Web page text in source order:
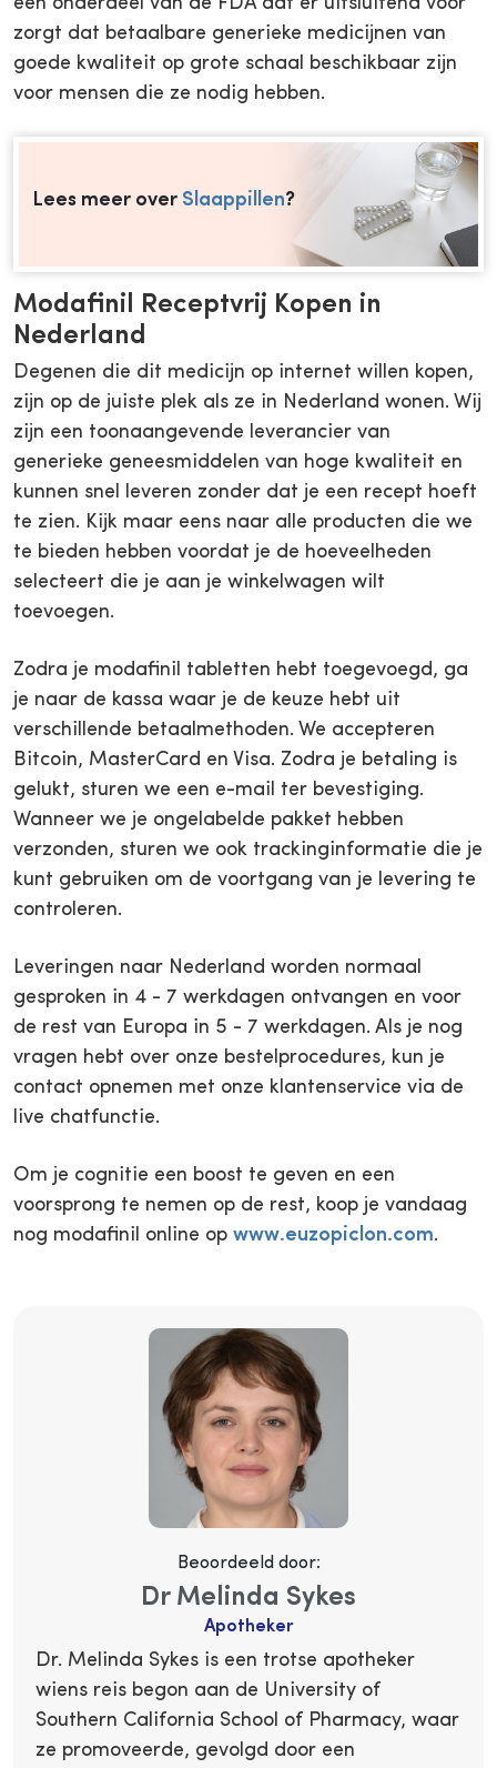
een onderdeel van de FDA dat er uitsluitend voor
zorgt dat betaalbare generieke medicijnen van
goede kwaliteit op grote schaal beschikbaar zijn
voor mensen die ze nodig hebben.
Lees meer over Slaappillen?
Modafinil Receptvrij Kopen in
Nederland
Degenen die dit medicijn op internet willen kopen,
zijn op de juiste plek als ze in Nederland wonen. Wij
zijn een toonaangevende leverancier van
generieke geneesmiddelen van hoge kwaliteit en
kunnen snel leveren zonder dat je een recept hoeft
te zien. Kijk maar eens naar alle producten die we
te bieden hebben voordat je de hoeveelheden
selecteert die je aan je winkelwagen wilt
toevoegen.
Zodra je modafinil tabletten hebt toegevoegd, ga
je naar de kassa waar je de keuze hebt uit
verschillende betaalmethoden. We accepteren
Bitcoin, MasterCard en Visa. Zodra je betaling is
gelukt, sturen we een e-mail ter bevestiging.
Wanneer we je ongelabelde pakket hebben
verzonden, sturen we ook trackinginformatie die je
kunt gebruiken om de voortgang van je levering te
controleren.
Leveringen naar Nederland worden normaal
gesproken in 4 - 7 werkdagen ontvangen en voor
de rest van Europa in 5 - 7 werkdagen. Als je nog
vragen hebt over onze bestelprocedures, kun je
contact opnemen met onze klantenservice via de
live chatfunctie.
Om je cognitie een boost te geven en een
voorsprong te nemen op de rest, koop je vandaag
nog modafinil online op www.euzopiclon.com.
Beoordeeld door:
Dr Melinda Sykes
Apotheker
Dr. Melinda Sykes is een trotse apotheker
wiens reis begon aan de University of
Southern California School of Pharmacy, waar
ze promoveerde, gevolgd door een